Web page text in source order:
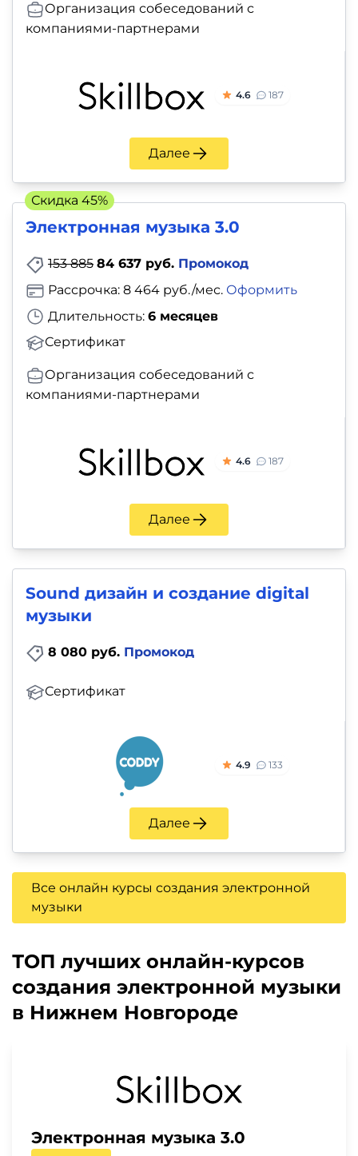
Организация собеседований с
компаниями-партнерами
4.6 187
Далее
Электронная музыка 3.0
153 885 84 637 руб. Промокод
Длительность: 6 месяцев
Сертификат
Рассрочка: 8 464 руб./мес. Оформить
Организация собеседований с
компаниями-партнерами
4.6 187
Далее
Скидка 45%
Sound дизайн и создание digital
музыки
8 080 руб. Промокод
Сертификат
4.9 133
Далее
Все онлайн курсы создания электронной
музыки
ТОП лучших онлайн-курсов
создания электронной музыки
в Нижнем Новгороде
Электронная музыка 3.0